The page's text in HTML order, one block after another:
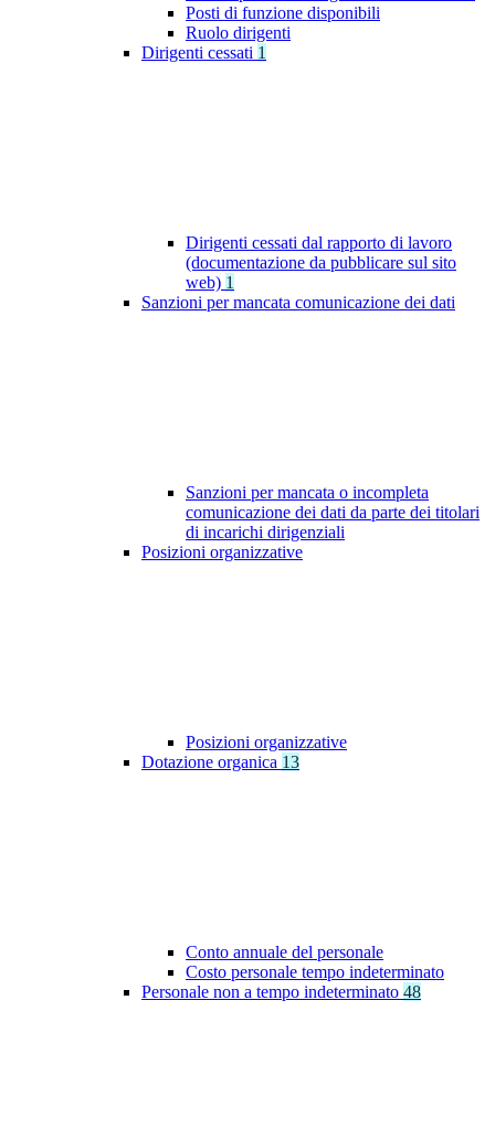
Posti di funzione disponibili
Ruolo dirigenti
Dirigenti cessati 1
Dirigenti cessati dal rapporto di lavoro
(documentazione da pubblicare sul sito
web) 1
Sanzioni per mancata comunicazione dei dati
Sanzioni per mancata o incompleta
comunicazione dei dati da parte dei titolari
di incarichi dirigenziali
Posizioni organizzative
Posizioni organizzative
Dotazione organica 13
Conto annuale del personale
Costo personale tempo indeterminato
Personale non a tempo indeterminato 48